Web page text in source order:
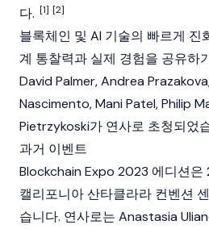
다. [1] [2]
블록체인 및 AI 기술의 빠르게 진
계 통찰력과 실제 경험을 공유하
David Palmer, Andrea
Nascimento, Mani Patel, Philip
Pietrzykoski가 연사로 초청되었
과거 이벤트
Blockchain Expo 2023 에디션은
캘리포니아 산타클라라 컨벤션
습니다. 연사로는 Anastasia